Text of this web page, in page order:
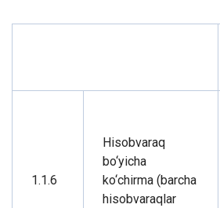
1.1.6
Hisobvaraq
bo‘yicha
ko‘chirma (barcha
hisobvaraqlar